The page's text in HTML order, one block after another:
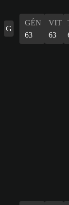
G
GÉN
63
VIT
63